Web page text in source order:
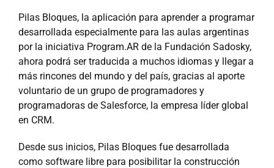
Pilas Bloques, la aplicación para aprender a programar
desarrollada especialmente para las aulas argentinas
por la iniciativa Program.AR de la Fundación Sadosky,
ahora podrá ser traducida a muchos idiomas y llegar a
más rincones del mundo y del país, gracias al aporte
voluntario de un grupo de programadores y
programadoras de Salesforce, la empresa líder global
en CRM.
Desde sus inicios, Pilas Bloques fue desarrollada
como software libre para posibilitar la construcción